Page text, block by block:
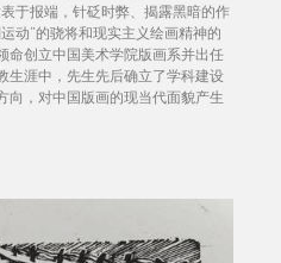
于报端，针砭时弊、揭露黑暗的作
动”的骁将和现实主义绘画精神的
命创立中国美术学院版画系并出任
生涯中，先生先后确立了学科建设
向，对中国版画的现当代面貌产生